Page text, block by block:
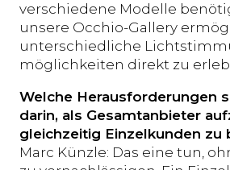
verschiedene Modelle
unsere Occhio-Gallery
unterschiedliche
möglichkeiten direkt zu
Welche Herausforderungen
darin, als Gesamtanbieter
gleichzeitig Einzelkunden zu
Marc Künzle: Das eine tun,